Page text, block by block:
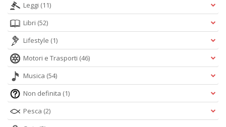
Leggi (11)
Libri (52)
Lifestyle (1)
Motori e Trasporti (46)
Musica (54)
Non definita (1)
Pesca (2)